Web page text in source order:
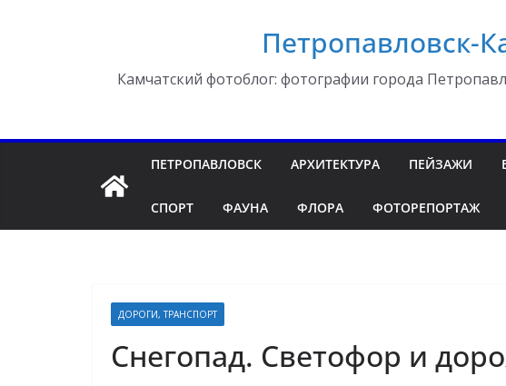
Петропавловск-
Камчатский фотоблог: фотографии города
ПЕТРОПАВЛОВСК АРХИТЕКТУРА ПЕЙЗАЖИ
СПОРТ ФАУНА ФЛОРА ФОТОРЕПОРТАЖ
ДОРОГИ, ТРАНСПОРТ
Снегопад. Светофор и